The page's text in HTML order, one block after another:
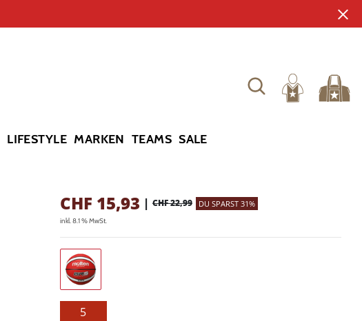
LIFESTYLE MARKEN TEAMS SALE
CHF 15,93 | CHF 22,99 DU SPARST 31%
inkl. 8.1 % MwSt.
5